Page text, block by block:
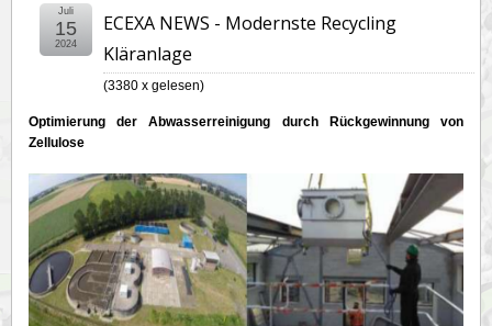
ECEXA NEWS - Modernste Recycling
Kläranlage
(3380 x gelesen)
Juli
15
2024
Optimierung der Abwasserreinigung durch Rückgewinnung von
Zellulose